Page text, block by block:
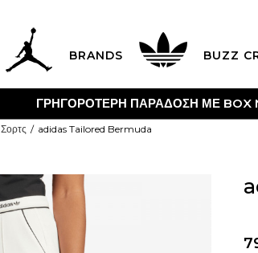
BRANDS BUZZ
ΓΡΗΓΟΡΟΤΕΡΗ ΠΑΡΑΔΟΣΗ ΜΕ BOX
Σορτς adidas Tailored Bermuda